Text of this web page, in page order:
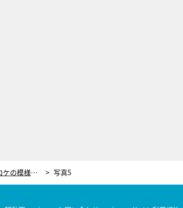
『内村プロデュース復活SP』最新ロケの模様が初公開！有吉弘行「充実感得られましたね」 写真5